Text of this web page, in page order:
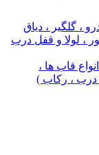
، گلگیر ، دیاق
، لولا و قفل درب
قاب ها ،
درب ، رکاب )